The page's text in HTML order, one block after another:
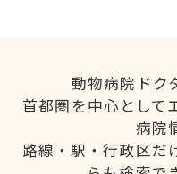
動物病院ドク
首都圏を中心として
病院
路線・駅・行政区だ